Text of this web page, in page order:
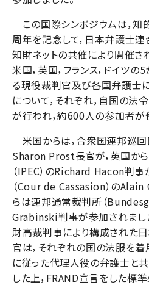
この国際シンポジウムは，
周年を記念して，日本弁護士
知財ネットの共催により開催さ
米国，英国，フランス，ドイツ
る現役裁判官及び各国弁護士
について，それぞれ，自国の法
が行われ，約600人の参加者が
米国からは，合衆国連邦巡回
Sharon Prost長官が，英国か
（IPEC）のRichard Hacon判事
（Cour de Cassasion）の
らは連邦通常裁判所（
Grabinski判事が参加されまし
財高裁判事により構成された
官は，それぞれの国の法服を着
に従った代理人役の弁護士と
した上，FRAND宣言をした標